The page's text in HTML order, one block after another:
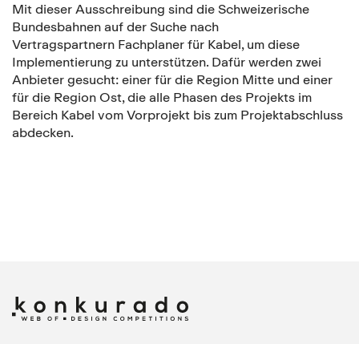
Mit dieser Ausschreibung sind die Schweizerische
Bundesbahnen auf der Suche nach
Vertragspartnern Fachplaner für Kabel, um diese
Implementierung zu unterstützen. Dafür werden zwei
Anbieter gesucht: einer für die Region Mitte und einer
für die Region Ost, die alle Phasen des Projekts im
Bereich Kabel vom Vorprojekt bis zum Projektabschluss
abdecken.